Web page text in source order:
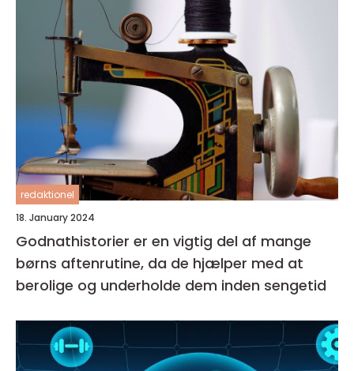
redaktionel
18. January 2024
Godnathistorier er en vigtig del af mange
børns aftenrutine, da de hjælper med at
berolige og underholde dem inden sengetid